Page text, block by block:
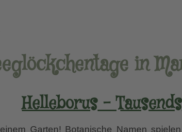
in
Helleborus –
Garten! Botanische Namen